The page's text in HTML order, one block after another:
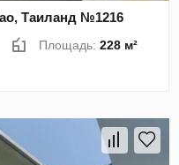
Таиланд №1216
Площадь:228 м²